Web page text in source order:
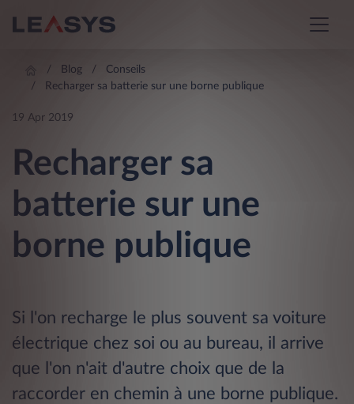
Blog
Conseils
Recharger sa batterie sur une borne publique
19 Apr 2019
Recharger sa
batterie sur une
borne publique
Si l'on recharge le plus souvent sa voiture
électrique chez soi ou au bureau, il arrive
que l'on n'ait d'autre choix que de la
raccorder en chemin à une borne publique.